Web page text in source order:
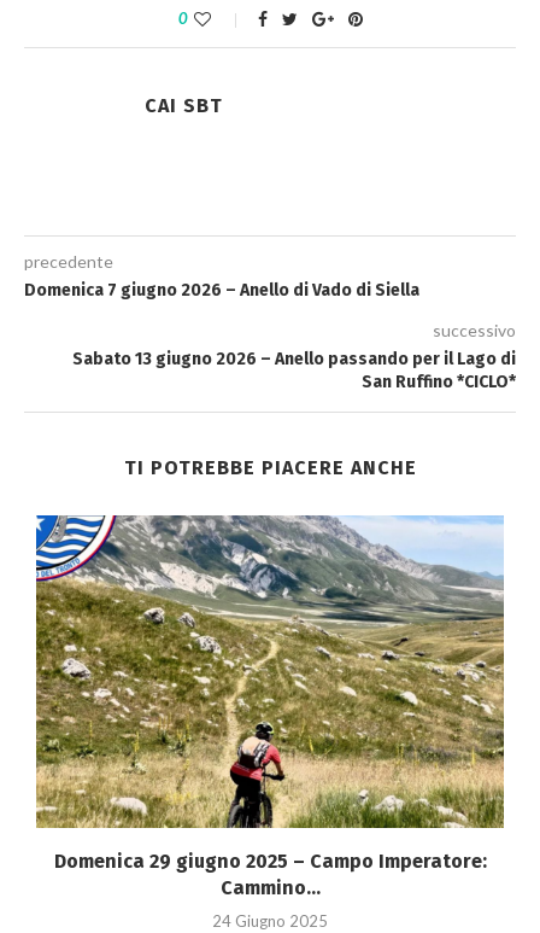
0
CAI SBT
precedente
Domenica 7 giugno 2026 – Anello di Vado di Siella
successivo
Sabato 13 giugno 2026 – Anello passando per il Lago di
San Ruffino *CICLO*
TI POTREBBE PIACERE ANCHE
Domenica 29 giugno 2025 – Campo Imperatore:
Cammino...
24 Giugno 2025